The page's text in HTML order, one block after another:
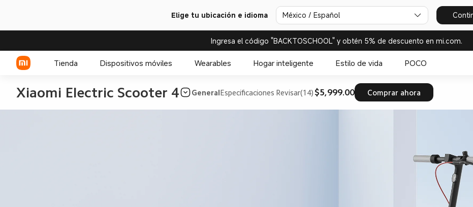
Elige tu ubicación e idioma México / Español
Ingresa el código "BACKTOSCHOOL" y obtén 5% de descuento en mi.com.
Tienda Dispositivos móviles Wearables Hogar inteligente Estilo de vida POCO
Xiaomi Electric Scooter 4 GeneralEspecificaciones Revisar(14) $5,999.00 Comprar ahora